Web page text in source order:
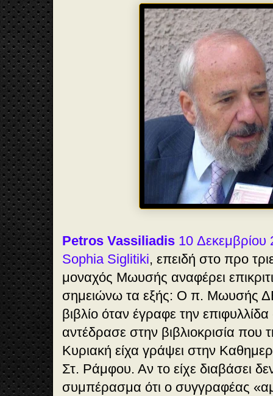
Petros Vassiliadis 10 Δεκεμβρίου
Sophia Siglitiki, επειδή στο προ
μοναχός Μωυσής αναφέρει
σημειώνω τα εξής: Ο π. Μωυσής
βιβλίο όταν έγραφε την
αντέδρασε στην βιβλιοκρισία που
Κυριακή είχα γράψει στην
Στ. Ράμφου. Αν το είχε διαβάσει
συμπέρασμα ότι ο συγγραφέας